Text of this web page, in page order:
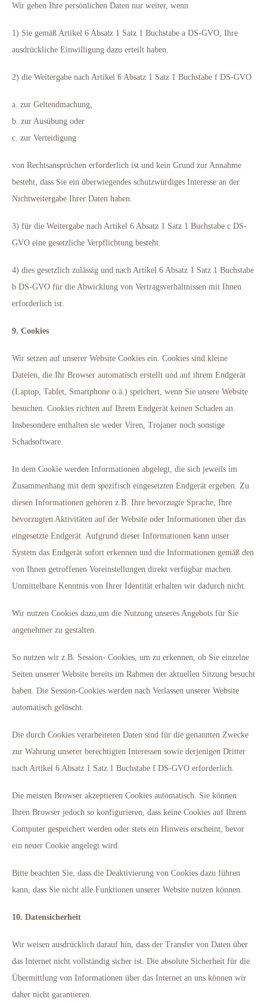
Wir geben Ihre persönlichen Daten nur weiter, wenn
1) Sie gemäß Artikel 6 Absatz 1 Satz 1 Buchstabe a DS-GVO, Ihre
ausdrückliche Einwilligung dazu erteilt haben.
2) die Weitergabe nach Artikel 6 Absatz 1 Satz 1 Buchstabe f DS-GVO
a. zur Geltendmachung,
b. zur Ausübung oder
c. zur Verteidigung
von Rechtsansprüchen erforderlich ist und kein Grund zur Annahme
besteht, dass Sie ein überwiegendes schutzwürdiges Interesse an der
Nichtweitergabe Ihrer Daten haben.
3) für die Weitergabe nach Artikel 6 Absatz 1 Satz 1 Buchstabe c DS-
GVO eine gesetzliche Verpflichtung besteht.
4) dies gesetzlich zulässig und nach Artikel 6 Absatz 1 Satz 1 Buchstabe
b DS-GVO für die Abwicklung von Vertragsverhältnissen mit Ihnen
erforderlich ist.
9. Cookies
Wir setzen auf unserer Website Cookies ein. Cookies sind kleine
Dateien, die Ihr Browser automatisch erstellt und auf ihrem Endgerät
(Laptop, Tablet, Smartphone o.ä.) speichert, wenn Sie unsere Website
besuchen. Cookies richten auf Ihrem Endgerät keinen Schaden an.
Insbesondere enthalten sie weder Viren, Trojaner noch sonstige
Schadsoftware.
In dem Cookie werden Informationen abgelegt, die sich jeweils im
Zusammenhang mit dem spezifisch eingesetzten Endgerät ergeben. Zu
diesen Informationen gehören z.B. Ihre bevorzugte Sprache, Ihre
bevorzugten Aktivitäten auf der Website oder Informationen über das
eingesetzte Endgerät. Aufgrund dieser Informationen kann unser
System das Endgerät sofort erkennen und die Informationen gemäß den
von Ihnen getroffenen Voreinstellungen direkt verfügbar machen.
Unmittelbare Kenntnis von Ihrer Identität erhalten wir dadurch nicht.
Wir nutzen Cookies dazu,um die Nutzung unseres Angebots für Sie
angenehmer zu gestalten.
So nutzen wir z.B. Session- Cookies, um zu erkennen, ob Sie einzelne
Seiten unserer Website bereits im Rahmen der aktuellen Sitzung besucht
haben. Die Session-Cookies werden nach Verlassen unserer Website
automatisch gelöscht.
Die durch Cookies verarbeiteten Daten sind für die genannten Zwecke
zur Wahrung unserer berechtigten Interessen sowie derjenigen Dritter
nach Artikel 6 Absatz 1 Satz 1 Buchstabe f DS-GVO erforderlich.
Die meisten Browser akzeptieren Cookies automatisch. Sie können
Ihren Browser jedoch so konfigurieren, dass keine Cookies auf Ihrem
Computer gespeichert werden oder stets ein Hinweis erscheint, bevor
ein neuer Cookie angelegt wird.
Bitte beachten Sie, dass die Deaktivierung von Cookies dazu führen
kann, dass Sie nicht alle Funktionen unserer Website nutzen können.
10. Datensicherheit
Wir weisen ausdrücklich darauf hin, dass der Transfer von Daten über
das Internet nicht vollständig sicher ist. Die absolute Sicherheit für die
Übermittlung von Informationen über das Internet an uns können wir
daher nicht garantieren.